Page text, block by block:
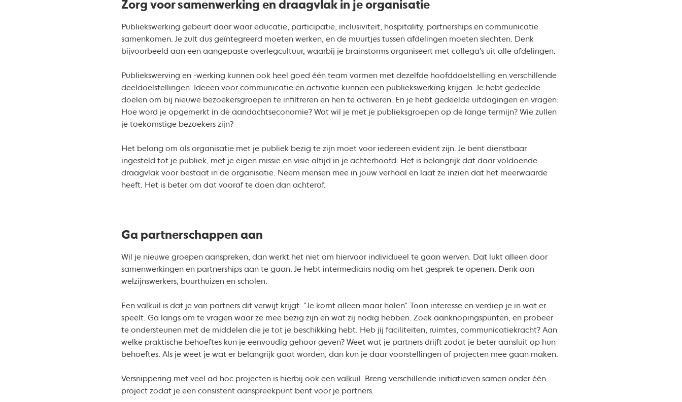
Zorg voor samenwerking en draagvlak in je organisatie
Publiekswerking gebeurt daar waar educatie, participatie, inclusiviteit, hospitality, partnerships en communicatie
samenkomen. Je zult dus geïntegreerd moeten werken, en de muurtjes tussen afdelingen moeten slechten. Denk
bijvoorbeeld aan een aangepaste overlegcultuur, waarbij je brainstorms organiseert met collega's uit alle afdelingen.
Publiekswerving en -werking kunnen ook heel goed één team vormen met dezelfde hoofddoelstelling en verschillende
deeldoelstellingen. Ideeën voor communicatie en activatie kunnen een publiekswerking krijgen. Je hebt gedeelde
doelen om bij nieuwe bezoekersgroepen te infiltreren en hen te activeren. En je hebt gedeelde uitdagingen en vragen:
Hoe word je opgemerkt in de aandachtseconomie? Wat wil je met je publieksgroepen op de lange termijn? Wie zullen
je toekomstige bezoekers zijn?
Het belang om als organisatie met je publiek bezig te zijn moet voor iedereen evident zijn. Je bent dienstbaar
ingesteld tot je publiek, met je eigen missie en visie altijd in je achterhoofd. Het is belangrijk dat daar voldoende
draagvlak voor bestaat in de organisatie. Neem mensen mee in jouw verhaal en laat ze inzien dat het meerwaarde
heeft. Het is beter om dat vooraf te doen dan achteraf.
Ga partnerschappen aan
Wil je nieuwe groepen aanspreken, dan werkt het niet om hiervoor individueel te gaan werven. Dat lukt alleen door
samenwerkingen en partnerships aan te gaan. Je hebt intermediairs nodig om het gesprek te openen. Denk aan
welzijnswerkers, buurthuizen en scholen.
Een valkuil is dat je van partners dit verwijt krijgt: "Je komt alleen maar halen". Toon interesse en verdiep je in wat er
speelt. Ga langs om te vragen waar ze mee bezig zijn en wat zij nodig hebben. Zoek aanknopingspunten, en probeer
te ondersteunen met de middelen die je tot je beschikking hebt. Heb jij faciliteiten, ruimtes, communicatiekracht? Aan
welke praktische behoeftes kun je eenvoudig gehoor geven? Weet wat je partners drijft zodat je beter aansluit op hun
behoeftes. Als je weet je wat er belangrijk gaat worden, dan kun je daar voorstellingen of projecten mee gaan maken.
Versnippering met veel ad hoc projecten is hierbij ook een valkuil. Breng verschillende initiatieven samen onder één
project zodat je een consistent aanspreekpunt bent voor je partners.